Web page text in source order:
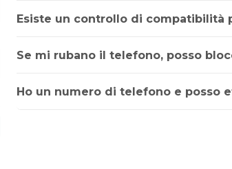
Esiste un controllo di compatibilità
Se mi rubano il telefono, posso
Ho un numero di telefono e posso